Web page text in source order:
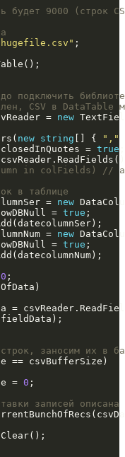
будет 9000 (строк
подключить
CSV в DataTable
= new
new string [] {
","
=
true
in colFields) //
в таблице
=
new
=
true
=
new
=
true
0
заносим их в
=
0
записей описана